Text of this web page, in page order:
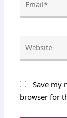
Save my
browser for